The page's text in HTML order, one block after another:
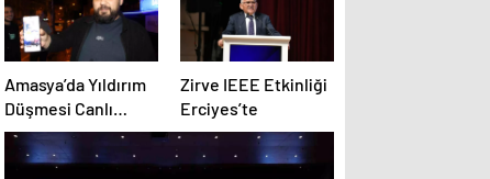
Amasya’da Yıldırım
Düşmesi Canlı
Yayında
Görüntülendi
Zirve IEEE Etkinliği
Erciyes’te